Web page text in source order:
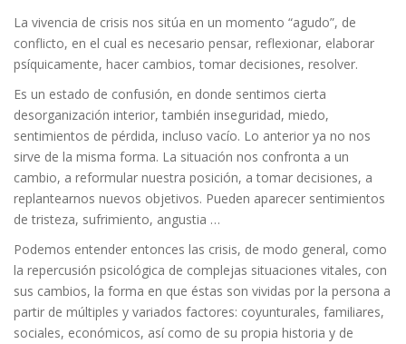
La vivencia de crisis nos sitúa en un momento “agudo”, de
conflicto, en el cual es necesario pensar, reflexionar, elaborar
psíquicamente, hacer cambios, tomar decisiones, resolver.
Es un estado de confusión, en donde sentimos cierta
desorganización interior, también inseguridad, miedo,
sentimientos de pérdida, incluso vacío. Lo anterior ya no nos
sirve de la misma forma. La situación nos confronta a un
cambio, a reformular nuestra posición, a tomar decisiones, a
replantearnos nuevos objetivos. Pueden aparecer sentimientos
de tristeza, sufrimiento, angustia …
Podemos entender entonces las crisis, de modo general, como
la repercusión psicológica de complejas situaciones vitales, con
sus cambios, la forma en que éstas son vividas por la persona a
partir de múltiples y variados factores: coyunturales, familiares,
sociales, económicos, así como de su propia historia y de